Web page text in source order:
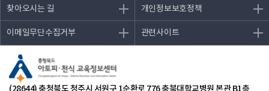
찾아오시는 길 개인정보보호정책
이메일무단수집거부 관련사이트